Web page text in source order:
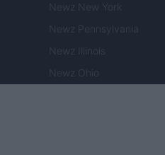
Newz New York
Newz Pennsylvania
Newz Illinois
Newz Ohio